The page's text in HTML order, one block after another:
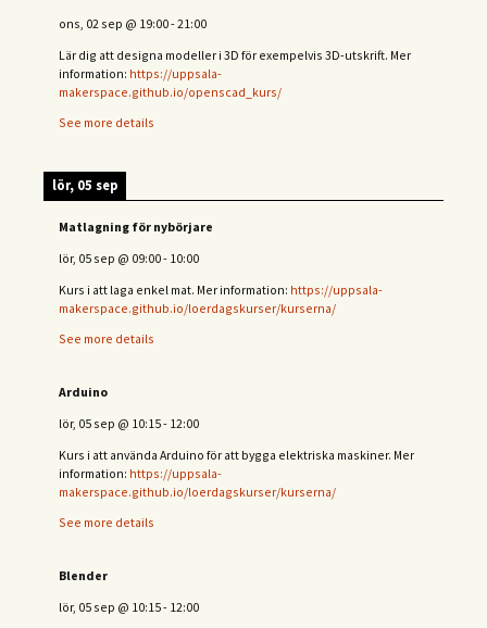
ons, 02 sep @ 19:00-21:00
Lär dig att designa modeller i 3D för exempelvis 3D-utskrift. Mer
information: https://uppsala-
makerspace.github.io/openscad_kurs/
See more details
lör, 05 sep
Matlagning för nybörjare
lör, 05 sep @ 09:00- 10:00
Kurs i att laga enkel mat. Mer information: https://uppsala-
makerspace.github.io/loerdagskurser/kurserna/
See more details
Arduino
lör, 05 sep @ 10:15- 12:00
Kurs i att använda Arduino för att bygga elektriska maskiner. Mer
information: https://uppsala-
makerspace.github.io/loerdagskurser/kurserna/
See more details
Blender
lör, 05 sep @ 10:15- 12:00